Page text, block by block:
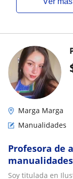
Marga Marga
Manualidades
Profesora de
Soy titulada en